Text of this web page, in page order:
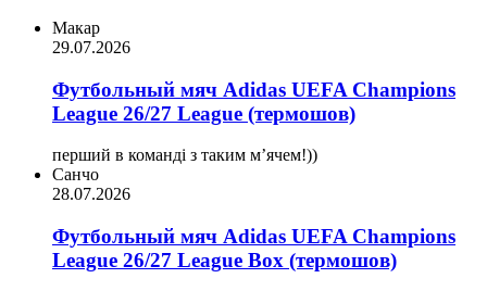
Макар
29.07.2026
Футбольный мяч Adidas UEFA Champions
League 26/27 League (термошов)
перший в команді з таким мʼячем!))
Санчо
28.07.2026
Футбольный мяч Adidas UEFA Champions
League 26/27 League Box (термошов)